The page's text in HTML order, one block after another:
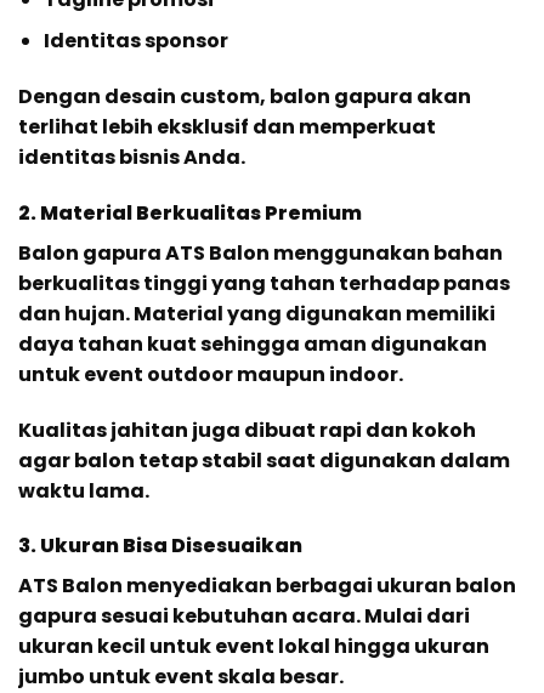
Identitas sponsor
Dengan desain custom, balon gapura akan
terlihat lebih eksklusif dan memperkuat
identitas bisnis Anda.
2. Material Berkualitas Premium
Balon gapura ATS Balon menggunakan bahan
berkualitas tinggi yang tahan terhadap panas
dan hujan. Material yang digunakan memiliki
daya tahan kuat sehingga aman digunakan
untuk event outdoor maupun indoor.
Kualitas jahitan juga dibuat rapi dan kokoh
agar balon tetap stabil saat digunakan dalam
waktu lama.
3. Ukuran Bisa Disesuaikan
ATS Balon menyediakan berbagai ukuran balon
gapura sesuai kebutuhan acara. Mulai dari
ukuran kecil untuk event lokal hingga ukuran
jumbo untuk event skala besar.